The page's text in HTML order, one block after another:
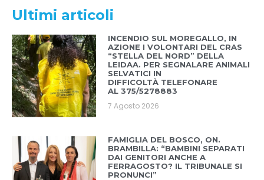
Ultimi articoli
INCENDIO SUL MOREGALLO, IN
AZIONE I VOLONTARI DEL CRAS
“STELLA DEL NORD” DELLA
LEIDAA. PER SEGNALARE ANIMALI
SELVATICI IN
DIFFICOLTÀ TELEFONARE
AL 375/5278883
7 Agosto 2026
FAMIGLIA DEL BOSCO, ON.
BRAMBILLA: “BAMBINI SEPARATI
DAI GENITORI ANCHE A
FERRAGOSTO? IL TRIBUNALE SI
PRONUNCI”